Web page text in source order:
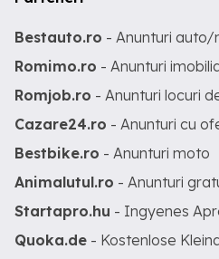
Bestauto.ro - Anunturi auto/
Romimo.ro - Anunturi
Romjob.ro - Anunturi locuri
Cazare24.ro - Anunturi cu
Bestbike.ro - Anunturi moto
Animalutul.ro - Anunturi
Startapro.hu - Ingyenes
Quoka.de - Kostenlose